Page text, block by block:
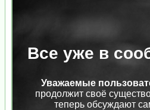
Все уже в
Уважаемые
продолжит своё
теперь обсуждают